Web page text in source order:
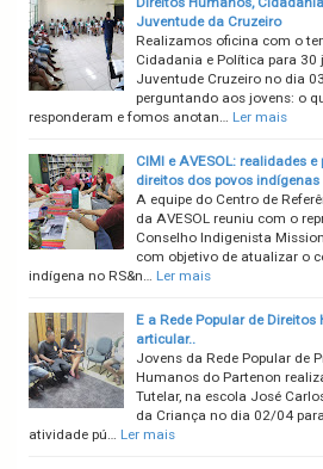
Juventude da Cruzeiro
Realizamos oficina com o
Cidadania e Política para 30
Juventude Cruzeiro no dia
perguntando aos jovens: o
responderam e fomos anotan… Ler mais
CIMI e AVESOL: realidades
direitos dos povos indígenas
A equipe do Centro de
da AVESOL reuniu com o
Conselho Indigenista
com objetivo de atualizar o
indígena no RS&n… Ler mais
E a Rede Popular de
articular..
Jovens da Rede Popular de
Humanos do Partenon
Tutelar, na escola José
da Criança no dia 02/04
atividade pú… Ler mais